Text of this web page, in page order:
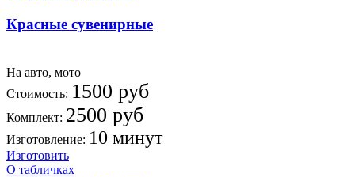
Красные сувенирные
На авто, мото
Стоимость: 1500 руб
Комплект: 2500 руб
Изготовление: 10 минут
Изготовить
О табличках